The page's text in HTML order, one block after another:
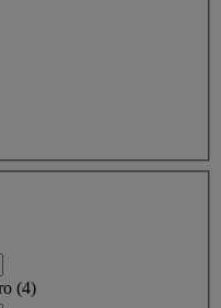
(4)